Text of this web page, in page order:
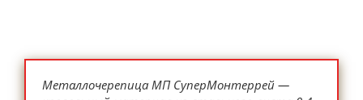
Металлочерепица МП СуперМонтеррей —